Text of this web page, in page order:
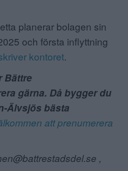
planerar bolagen sin
och första inflyttning
kontoret.
Bättre
gärna. Då bygger du
Älvsjös bästa
att prenumerera
,